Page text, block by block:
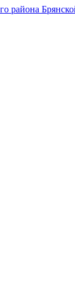
района